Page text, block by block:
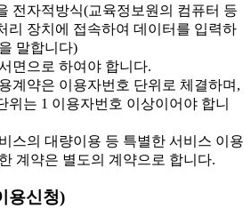
전자적방식(교육정보원의 컴퓨터 등
리 장치에 접속하여 데이터를 입력하
말합니다)
면으로 하여야 합니다.
계약은 이용자번호 단위로 체결하며,
위는 1 이용자번호 이상이어야 합니
스의 대량이용 등 특별한 서비스 이용
계약은 별도의 계약으로 합니다.
용신청)